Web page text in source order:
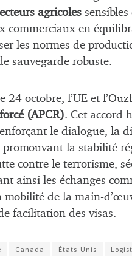
agricoles
commerciaux en
les normes de
sauvegarde robuste.
24 octobre, l’UE et
(APCR). Cet accord
le dialogue, la
la stabilité
contre le terrorisme,
ainsi les échanges
mobilité de la main-
facilitation des visas.
Canada États-Unis